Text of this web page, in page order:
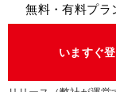
無料・有料プラ
いますぐ